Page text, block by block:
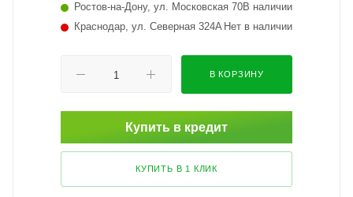
Краснодар, ул. Северная 324А Нет в наличии
Ростов-на-Дону, ул. Московская 70В наличии
В КОРЗИНУ
Купить в кредит
КУПИТЬ В 1 КЛИК